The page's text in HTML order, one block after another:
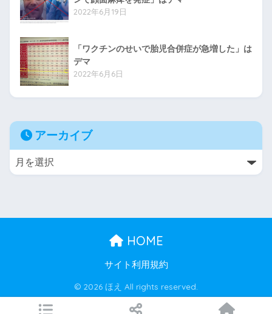
2022年6月19日
「ワクチンのせいで胎児合併症が急増した」は
デマ
2022年6月6日
アーカイブ
HOME
サイト利用規約
© 2026 ほえ All rights reserved.